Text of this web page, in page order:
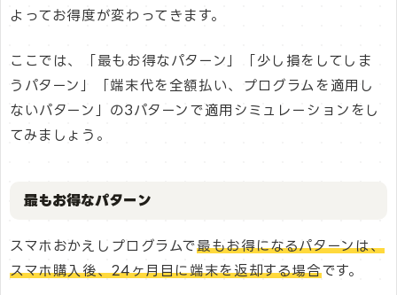
よってお得度が変わってきます。
ここでは、「最もお得なパターン」「少し損をしてしま
うパターン」「端末代を全額払い、プログラムを適用し
ないパターン」の3パターンで適用シミュレーションをし
てみましょう。
最もお得なパターン
スマホおかえしプログラムで最もお得になるパターンは、
スマホ購入後、24ヶ月目に端末を返却する場合です。